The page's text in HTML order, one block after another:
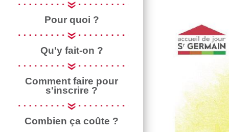
Pour quoi ?
Qu'y fait-on ?
Comment faire pour
s'inscrire ?
Combien ça coûte ?
FETE